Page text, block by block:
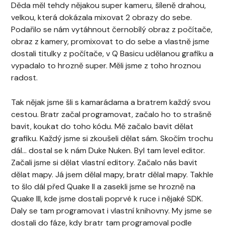
Děda měl tehdy nějakou super kameru, šíleně drahou,
velkou, která dokázala mixovat 2 obrazy do sebe.
Podařilo se nám vytáhnout černobílý obraz z počítače,
obraz z kamery, promixovat to do sebe a vlastně jsme
dostali titulky z počítače, v Q Basicu udělanou grafiku a
vypadalo to hrozně super. Měli jsme z toho hroznou
radost.
Tak nějak jsme šli s kamarádama a bratrem každý svou
cestou. Bratr začal programovat, začalo ho to strašně
bavit, koukat do toho kódu. Mě začalo bavit dělat
grafiku. Každý jsme si zkoušeli dělat sám. Skočím trochu
dál… dostal se k nám Duke Nuken. Byl tam level editor.
Začali jsme si dělat vlastní editory. Začalo nás bavit
dělat mapy. Já jsem dělal mapy, bratr dělal mapy. Takhle
to šlo dál před Quake II a zasekli jsme se hrozně na
Quake III, kde jsme dostali poprvé k ruce i nějaké SDK.
Daly se tam programovat i vlastní knihovny. My jsme se
dostali do fáze, kdy bratr tam programoval podle